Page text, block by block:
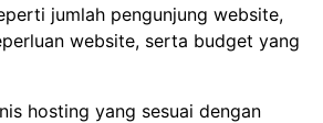
jumlah pengunjung website,
website, serta budget yang
hosting yang sesuai dengan